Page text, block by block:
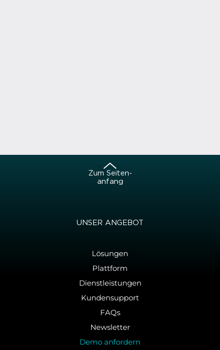
Zum Sei­ten­
an­fang
UNSER AN­GE­BOT
Lösungen
Plattform
Dienstleistungen
Kundensupport
FAQs
Newsletter
Demo anfordern